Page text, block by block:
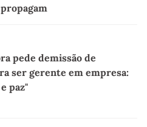
pede demissão de
ser gerente em empresa:
paz"